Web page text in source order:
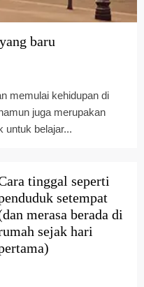
baru
memulai kehidupan di
juga merupakan
untuk belajar...
tinggal seperti
setempat
merasa berada di
sejak hari